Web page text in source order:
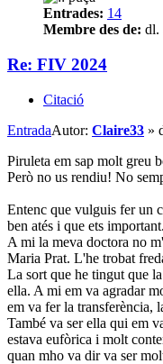
Entrades: 14
Membre des de: dl.
Re: FIV 2024
Citació
EntradaAutor: Claire33 »
Piruleta em sap molt greu
Però no us rendiu! No
Entenc que vulguis fer un
ben atés i que ets important.
A mi la meva doctora no
Maria Prat. L'he trobat
La sort que he tingut que
ella. A mi em va agradar
em va fer la transferència,
També va ser ella qui em
estava eufòrica i molt
quan mho va dir va ser